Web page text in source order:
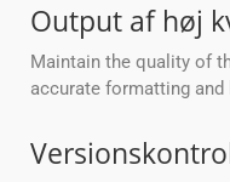
Output af høj
Maintain the quality of
accurate formatting and